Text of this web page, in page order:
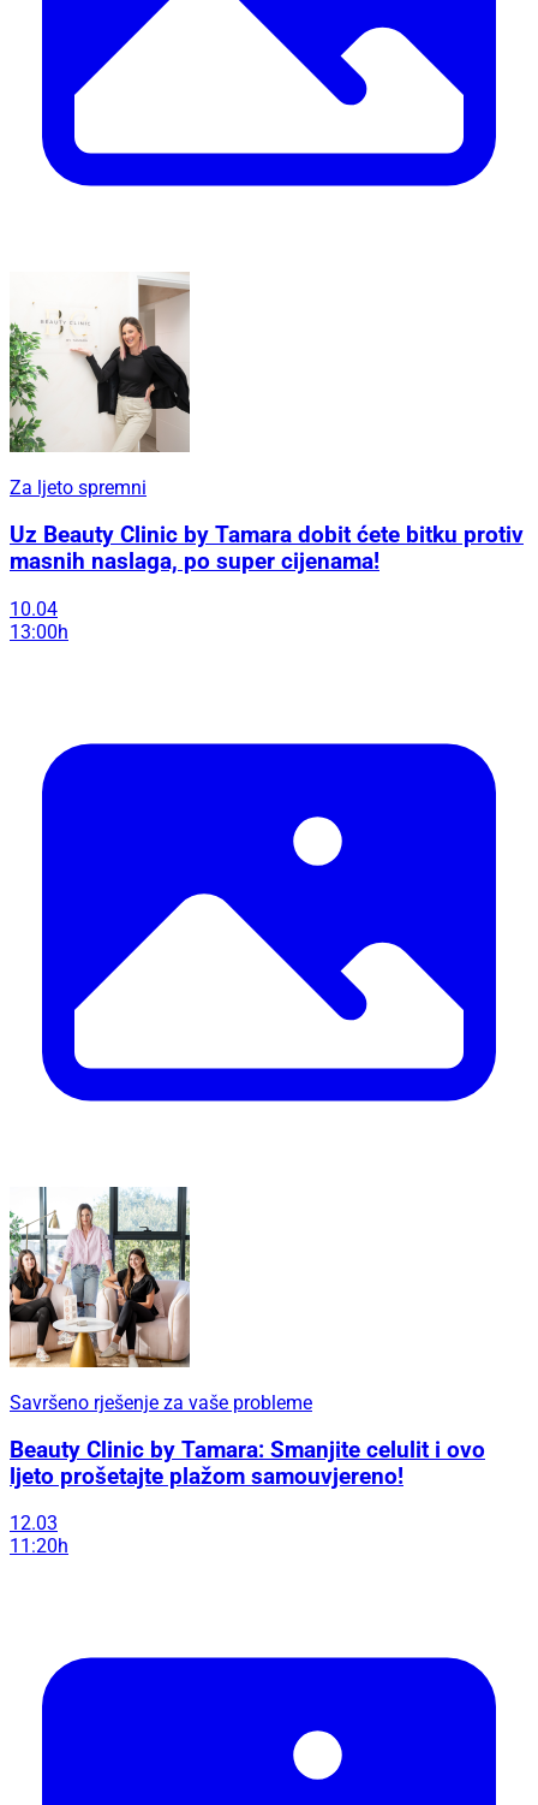
Za ljeto spremni
Uz Beauty Clinic by Tamara dobit ćete bitku protiv
masnih naslaga, po super cijenama!
10.04
13:00h
Savršeno rješenje za vaše probleme
Beauty Clinic by Tamara: Smanjite celulit i ovo
ljeto prošetajte plažom samouvjereno!
12.03
11:20h